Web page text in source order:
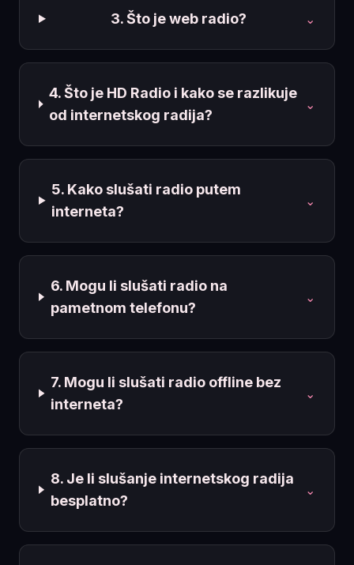
3. Što je web radio? ⌄
4. Što je HD Radio i kako se razlikuje
od internetskog radija?
⌄
5. Kako slušati radio putem
interneta?
⌄
6. Mogu li slušati radio na
pametnom telefonu?
⌄
7. Mogu li slušati radio offline bez
interneta?
⌄
8. Je li slušanje internetskog radija
besplatno?
⌄